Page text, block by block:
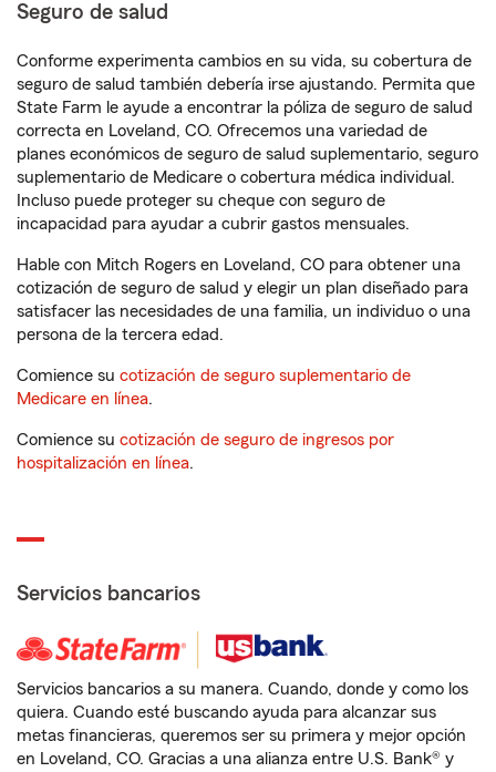
Seguro de salud
Conforme experimenta cambios en su vida, su cobertura de
seguro de salud también debería irse ajustando. Permita que
State Farm le ayude a encontrar la póliza de seguro de salud
correcta en Loveland, CO. Ofrecemos una variedad de
planes económicos de seguro de salud suplementario, seguro
suplementario de Medicare o cobertura médica individual.
Incluso puede proteger su cheque con seguro de
incapacidad para ayudar a cubrir gastos mensuales.
Hable con Mitch Rogers en Loveland, CO para obtener una
cotización de seguro de salud y elegir un plan diseñado para
satisfacer las necesidades de una familia, un individuo o una
persona de la tercera edad.
Comience su cotización de seguro suplementario de
Medicare en línea.
Comience su cotización de seguro de ingresos por
hospitalización en línea.
Servicios bancarios
Servicios bancarios a su manera. Cuando, donde y como los
quiera. Cuando esté buscando ayuda para alcanzar sus
metas financieras, queremos ser su primera y mejor opción
en Loveland, CO. Gracias a una alianza entre U.S. Bank® y